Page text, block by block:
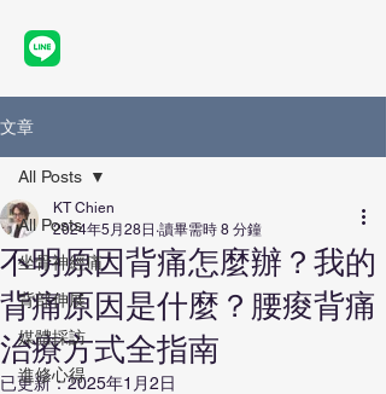
文章
All Posts
坐骨神經痛
背部伸展
媒體採訪
進修心得
All Posts
不明原因背痛怎麼辦？我的
背痛原因是什麼？腰痠背痛
治療方式全指南
KT Chien
2024年5月28日 讀畢需時 8 分鐘
已更新：2025年1月2日